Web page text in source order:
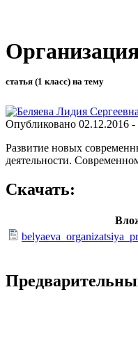
статья (1 класс) на тему
Опубликовано 02.12.2016 -
Развитие новых
деятельности.
Скачать: